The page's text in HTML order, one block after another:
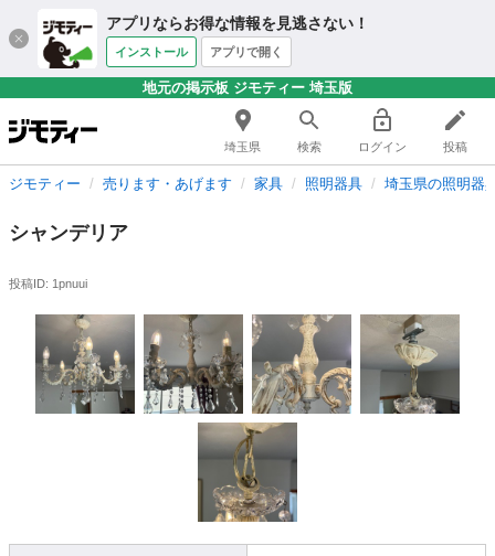
アプリならお得な情報を見逃さない！
インストール アプリで開く
地元の掲示板 ジモティー 埼玉版
埼玉県 検索 ログイン 投稿
ジモティー 売ります・あげます 家具 照明器具 埼玉県の照明器
シャンデリア
投稿ID: 1pnuui